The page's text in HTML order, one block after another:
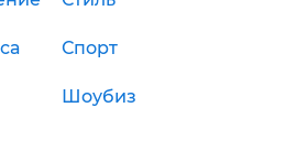
Спорт
Шоубиз